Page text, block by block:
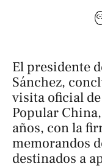
El presidente
Sánchez,
visita oficial
Popular
años, con la
memorandos
destinados a